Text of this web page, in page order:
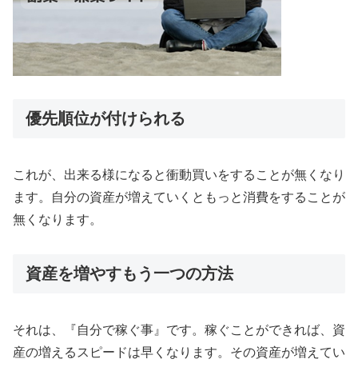
優先順位が付けられる
これが、出来る様になると衝動買いをすることが無くなり
ます。自分の資産が増えていくともっと消費をすることが
無くなります。
資産を増やすもう一つの方法
それは、『自分で稼ぐ事』です。稼ぐことができれば、資
産の増えるスピードは早くなります。その資産が増えてい